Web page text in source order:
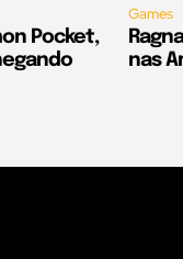
Pocket,
Games
nas